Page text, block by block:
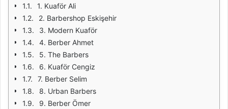
1. Kuaför Ali
2. Barbershop Eskişehir
3. Modern Kuaför
4. Berber Ahmet
5. The Barbers
6. Kuaför Cengiz
7. Berber Selim
8. Urban Barbers
9. Berber Ömer